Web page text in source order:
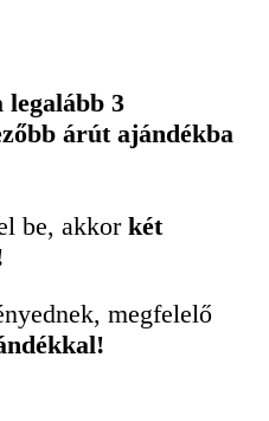
legalább 3
árút ajándékba
be, akkor két
megfelelő